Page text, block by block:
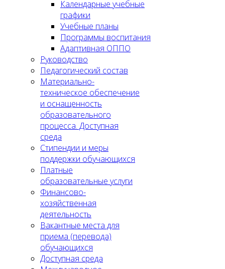
Календарные учебные
графики
Учебные планы
Программы воспитания
Адаптивная ОППО
Руководство
Педагогический состав
Материально-
техническое обеспечение
и оснащенность
образовательного
процесса. Доступная
среда
Стипендии и меры
поддержки обучающихся
Платные
образовательные услуги
Финансово-
хозяйственная
деятельность
Вакантные места для
приема (перевода)
обучающихся
Доступная среда